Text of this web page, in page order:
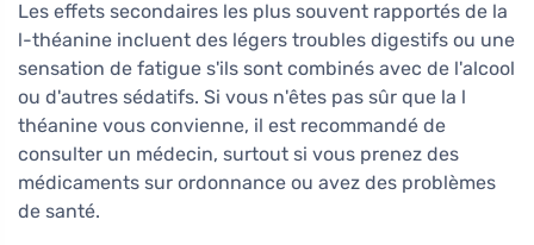
Les effets secondaires les plus souvent rapportés de la
l-théanine incluent des légers troubles digestifs ou une
sensation de fatigue s'ils sont combinés avec de l'alcool
ou d'autres sédatifs. Si vous n'êtes pas sûr que la l
théanine vous convienne, il est recommandé de
consulter un médecin, surtout si vous prenez des
médicaments sur ordonnance ou avez des problèmes
de santé.